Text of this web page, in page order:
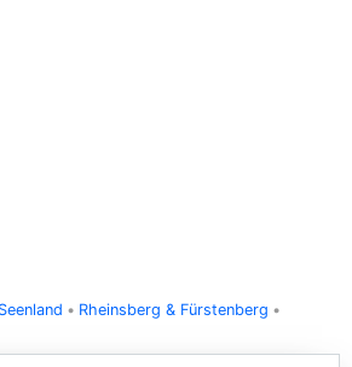
Rheinsberg & Fürstenberg